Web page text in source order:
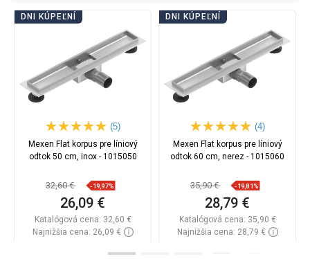
DNI KÚPEĽNÍ
(5)
Mexen Flat korpus pre líniový
odtok 50 cm, inox - 1015050
32,60 € -19,97%
26,09 €
Katalógová cena: 32,60 €
Najnižšia cena: 26,09 €
DNI KÚPEĽNÍ
(4)
Mexen Flat korpus pre líniový
odtok 60 cm, nerez - 1015060
35,90 € -19,81%
28,79 €
Katalógová cena: 35,90 €
Najnižšia cena: 28,79 €